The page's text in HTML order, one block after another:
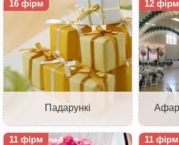
16 фірм
Падарункі
12 фірм
11 фірм 11 фірм